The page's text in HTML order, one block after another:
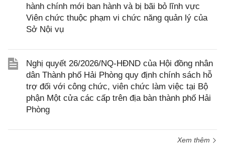
hành chính mới ban hành và bị bãi bỏ lĩnh vực
Viên chức thuộc phạm vi chức năng quản lý của
Sở Nội vụ
Nghị quyết 26/2026/NQ-HĐND của Hội đồng nhân
dân Thành phố Hải Phòng quy định chính sách hỗ
trợ đối với công chức, viên chức làm việc tại Bộ
phận Một cửa các cấp trên địa bàn thành phố Hải
Phòng
Xem thêm